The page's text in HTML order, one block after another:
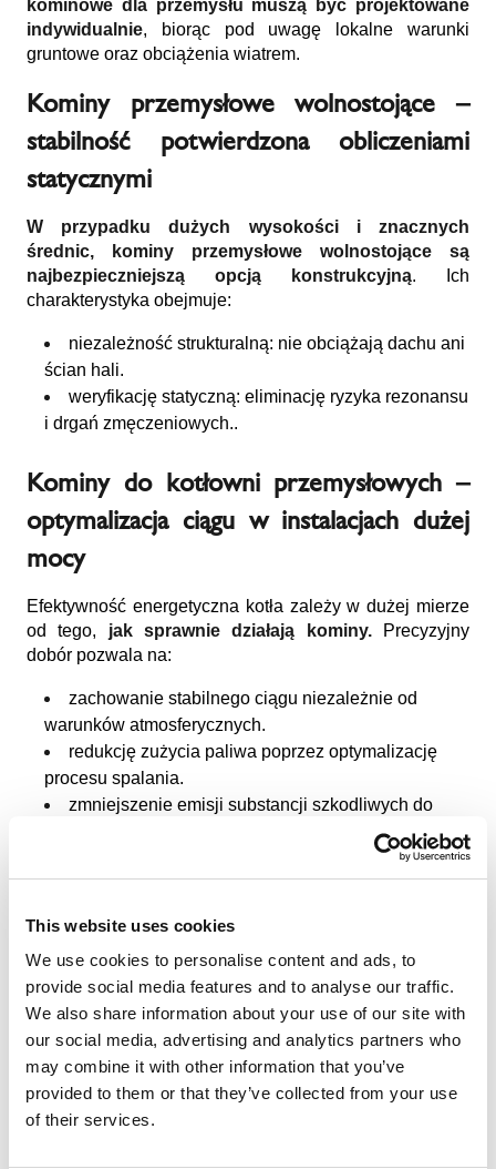
This website uses cookies
We use cookies to personalise content and ads, to
provide social media features and to analyse our traffic.
We also share information about your use of our site with
our social media, advertising and analytics partners who
may combine it with other information that you’ve
provided to them or that they’ve collected from your use
of their services.
kominowe dla przemysłu muszą być projektowane
indywidualnie, biorąc pod uwagę lokalne warunki
gruntowe oraz obciążenia wiatrem.
Kominy przemysłowe wolnostojące –
stabilność potwierdzona obliczeniami
statycznymi
W przypadku dużych wysokości i znacznych
średnic, kominy przemysłowe wolnostojące są
najbezpieczniejszą opcją konstrukcyjną. Ich
charakterystyka obejmuje:
niezależność strukturalną: nie obciążają dachu ani
ścian hali.
weryfikację statyczną: eliminację ryzyka rezonansu
i drgań zmęczeniowych..
Kominy do kotłowni przemysłowych –
optymalizacja ciągu w instalacjach dużej
mocy
Efektywność energetyczna kotła zależy w dużej mierze
od tego, jak sprawnie działają kominy.Precyzyjny
dobór pozwala na:
zachowanie stabilnego ciągu niezależnie od
warunków atmosferycznych.
redukcję zużycia paliwa poprzez optymalizację
procesu spalania.
zmniejszenie emisji substancji szkodliwych do
Bezpieczne odprowadzanie spalin z
układów kogeneracyjnych
Kogeneracja to przyszłość efektywnej energetyki.
Odprowadzanie spalin z układów kogeneracyjnych
wiąże się z koniecznością radzenia sobie z wysokim
ciśnieniem gazów spalinowych. Systemy Schiedel są
przygotowane na:
pracę w nadciśnieniu rzędu 5000 Pa,